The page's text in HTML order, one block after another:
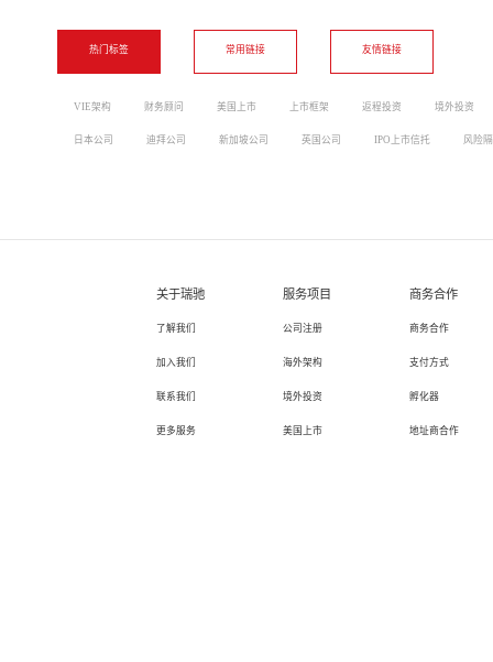
热门标签
VIE架构 财务顾问 美国上市 上市框架 返程投资 境外投资
日本公司 迪拜公司 新加坡公司 英国公司 IPO上市信托 风险
常用链接 友情链接
关于瑞驰
了解我们
加入我们
联系我们
更多服务
服务项目
公司注册
海外架构
境外投资
美国上市
商务合作
商务合作
支付方式
孵化器
地址商合作